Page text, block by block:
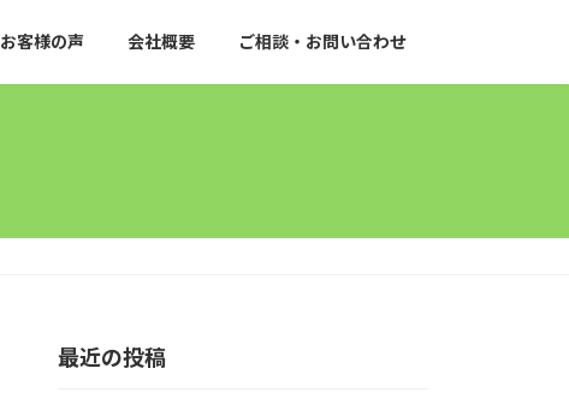
お客様の声 会社概要 ご相談・お問い合わせ
最近の投稿